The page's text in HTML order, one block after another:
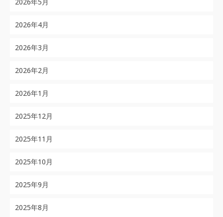
2026年4月
2026年3月
2026年2月
2026年1月
2025年12月
2025年11月
2025年10月
2025年9月
2025年8月